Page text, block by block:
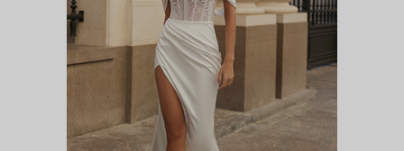
ПРОТЕЯ
Цветочная феерия